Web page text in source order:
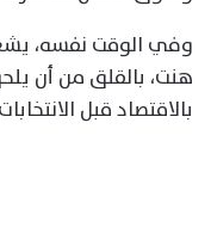
وفي الوقت نفسه،
هنت، بالقلق من أن
بالاقتصاد قبل